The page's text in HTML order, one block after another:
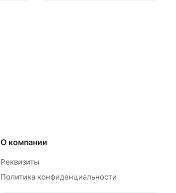
О компании
Реквизиты
Политика конфиденциальности